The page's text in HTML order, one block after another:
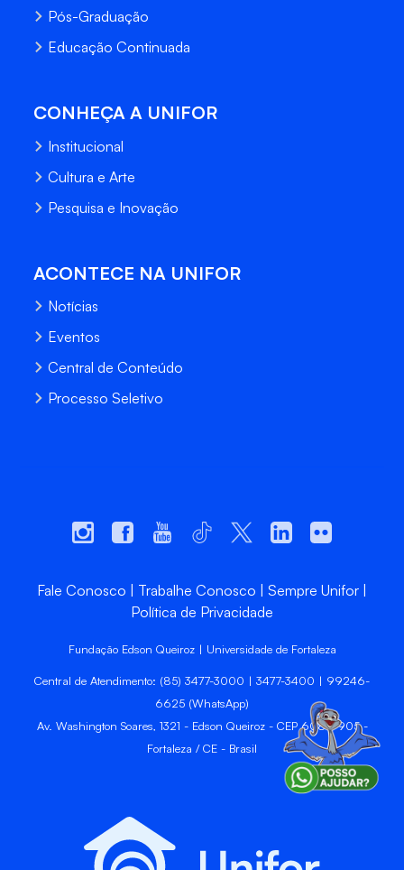
Pós-Graduação
Educação Continuada
CONHEÇA A UNIFOR
Institucional
Cultura e Arte
Pesquisa e Inovação
ACONTECE NA UNIFOR
Notícias
Eventos
Central de Conteúdo
Processo Seletivo
Fale Conosco Trabalhe Conosco
Sempre Unifor
Política de Privacidade
Fundação Edson Queiroz | Universidade de Fortaleza
Central de Atendimento: (85) 3477-3000 | 3477-3400 | 99246-
6625 (WhatsApp)
Av. Washington Soares, 1321 - Edson Queiroz - CEP 60811-905 -
Fortaleza / CE - Brasil